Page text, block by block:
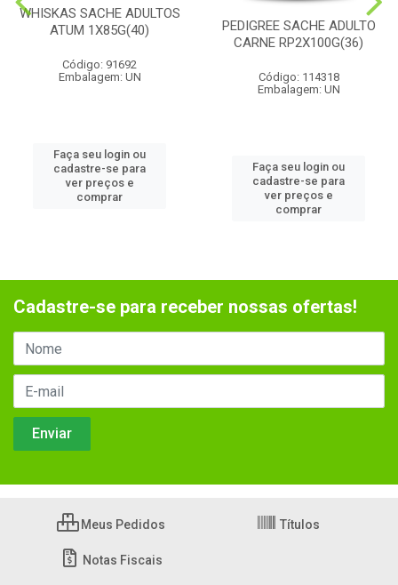
WHISKAS SACHE ADULTOS
ATUM 1X85G(40)
Código: 91692
Embalagem: UN
Faça seu login ou
cadastre-se para
ver preços e
comprar
PEDIGREE SACHE ADULTO
CARNE RP2X100G(36)
Código: 114318
Embalagem: UN
Faça seu login ou
cadastre-se para
ver preços e
comprar
Cadastre-se para receber nossas ofertas!
Meus Pedidos Títulos
Notas Fiscais